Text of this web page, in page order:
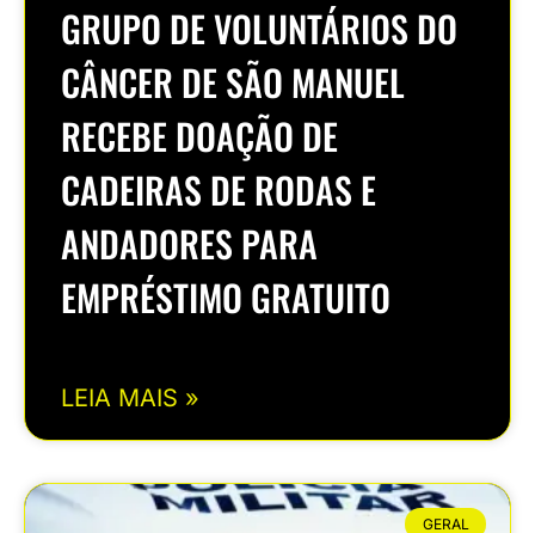
GRUPO DE VOLUNTÁRIOS DO
CÂNCER DE SÃO MANUEL
RECEBE DOAÇÃO DE
CADEIRAS DE RODAS E
ANDADORES PARA
EMPRÉSTIMO GRATUITO
LEIA MAIS »
GERAL